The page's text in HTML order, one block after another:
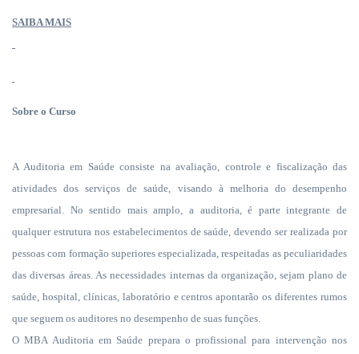
SAIBA MAIS
Sobre o Curso
A Auditoria em Saúde consiste naavaliação, controle e fiscalização das
atividades dos serviços de saúde, visando à melhoria do desempenho
empresarial. No sentido mais amplo, a auditoria, é parte integrante de
qualquer estrutura nos estabelecimentos de saúde, devendo ser realizada por
pessoas com formação superiores especializada, respeitadas as peculiaridades
das diversas áreas. As necessidades internas da organização, sejam plano de
saúde, hospital, clínicas, laboratório e centros apontarão os diferentes rumos
que seguem os auditores no desempenho de suas funções.
O MBA Auditoria em Saúde prepara o profissional para intervenção nos